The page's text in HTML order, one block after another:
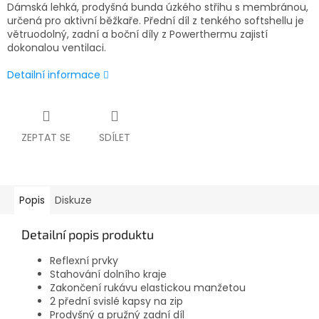
Dámská lehká, prodyšná bunda úzkého střihu s membránou,
určená pro aktivní běžkaře. Přední díl z tenkého softshellu je
větruodolný, zadní a boční díly z Powerthermu zajistí
dokonalou ventilaci.
Detailní informace
ZEPTAT SE SDÍLET
Popis Diskuze
Detailní popis produktu
Reflexní prvky
Stahování dolního kraje
Zakončení rukávu elastickou manžetou
2 přední svislé kapsy na zip
Prodyšný a pružný zadní díl